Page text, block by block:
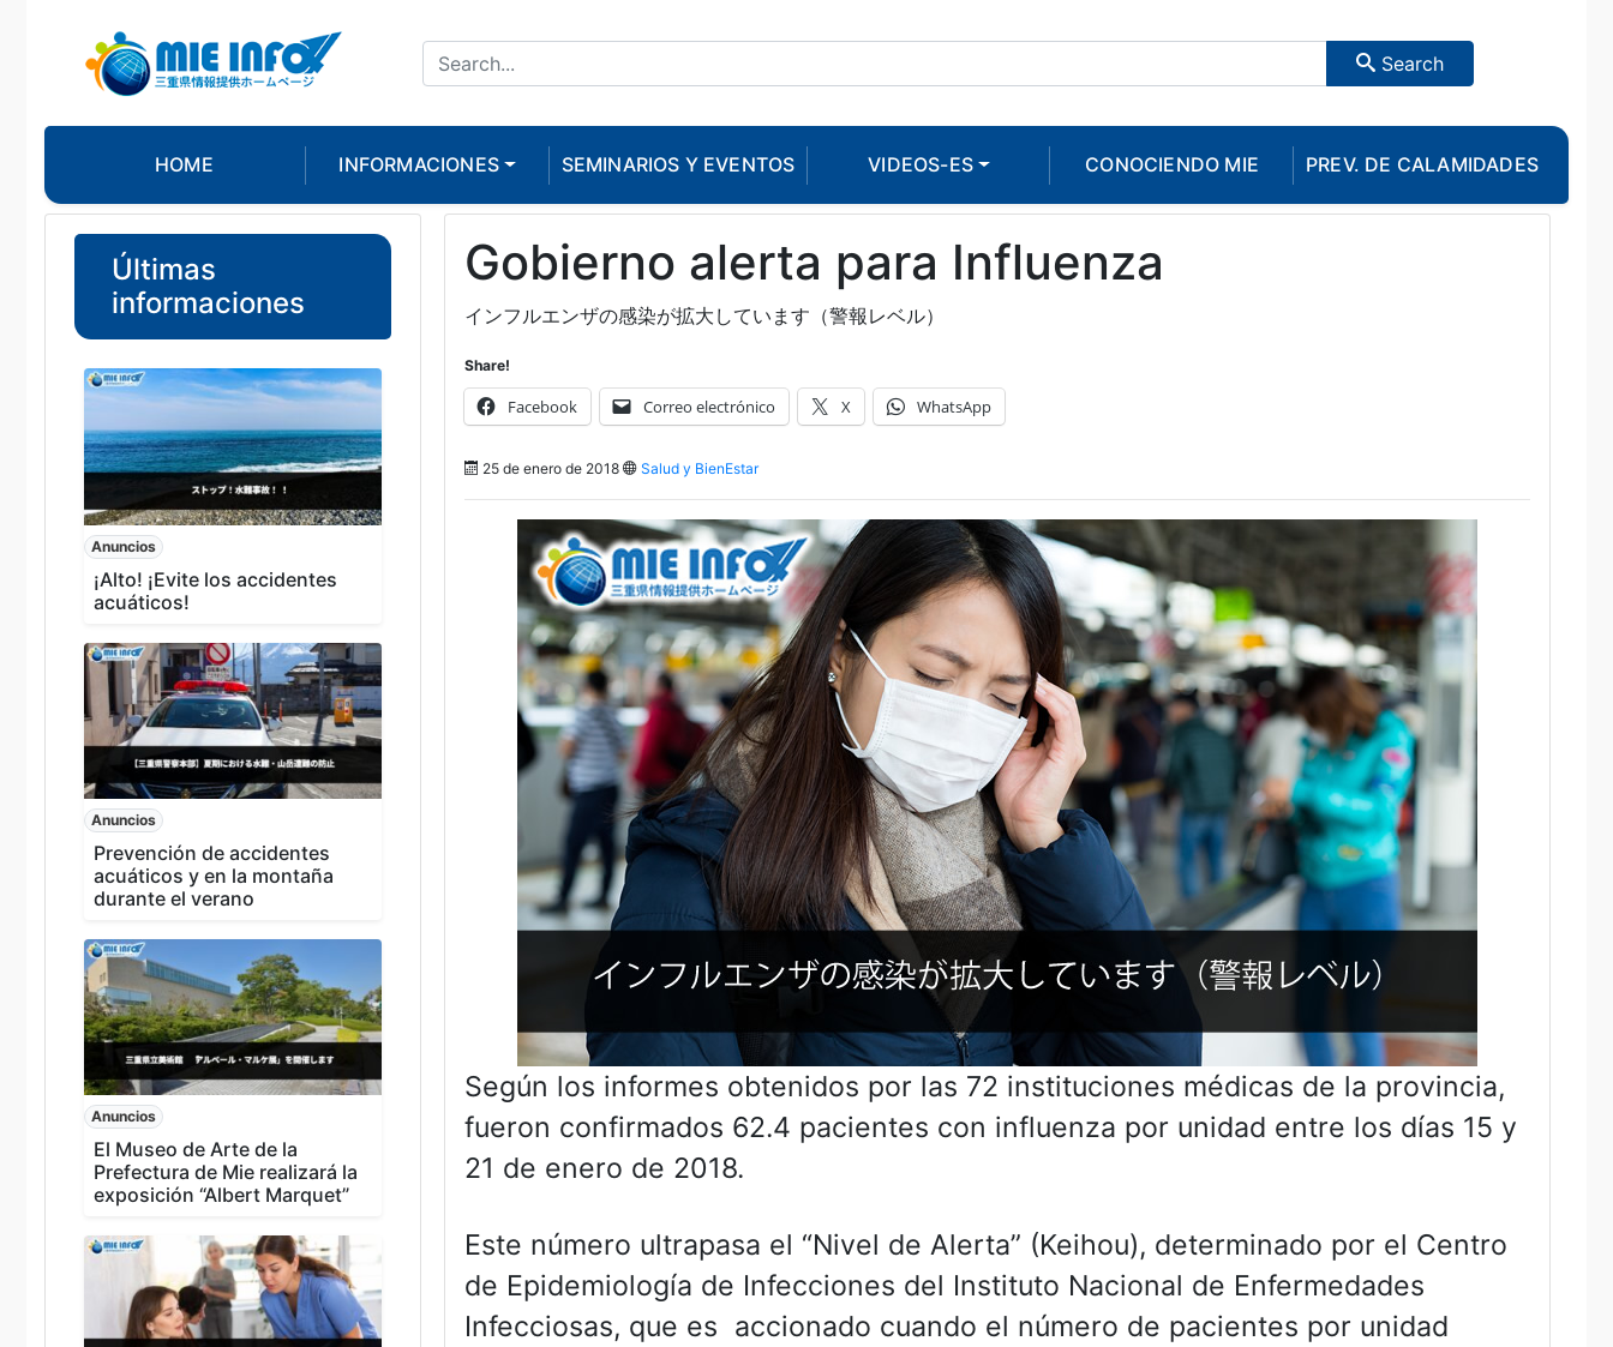
Search
HOME INFORMACIONES SEMINARIOS Y EVENTOS VIDEOS-ES CONOCIENDO MIE PREV. DE CALAMIDADES
Últimas
informaciones
Anuncios
¡Alto! ¡Evite los accidentes
acuáticos!
Anuncios
Prevención de accidentes
acuáticos y en la montaña
durante el verano
Anuncios
El Museo de Arte de la
Prefectura de Mie realizará la
exposición “Albert Marquet”
Gobierno alerta para Influenza
インフルエンザの感染が拡大しています（警報レベル）
Share!
Facebook Correo electrónico X WhatsApp
25 de enero de 2018 Salud y BienEstar
Según los informes obtenidos por las 72 instituciones médicas de la provincia,
fueron confirmados 62.4 pacientes con influenza por unidad entre los días 15 y
21 de enero de 2018.
Este número ultrapasa el “Nivel de Alerta” (Keihou), determinado por el Centro
de Epidemiología de Infecciones del Instituto Nacional de Enfermedades
Infecciosas, que es accionado cuando el número de pacientes por unidad